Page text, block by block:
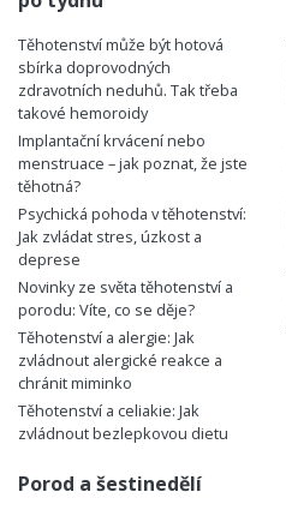
Těhotenství může být hotová
sbírka doprovodných
zdravotních neduhů. Tak třeba
takové hemoroidy
Implantační krvácení nebo
menstruace – jak poznat, že jste
těhotná?
Psychická pohoda v těhotenství:
Jak zvládat stres, úzkost a
deprese
Novinky ze světa těhotenství a
porodu: Víte, co se děje?
Těhotenství a alergie: Jak
zvládnout alergické reakce a
chránit miminko
Těhotenství a celiakie: Jak
zvládnout bezlepkovou dietu
Porod a šestinedělí